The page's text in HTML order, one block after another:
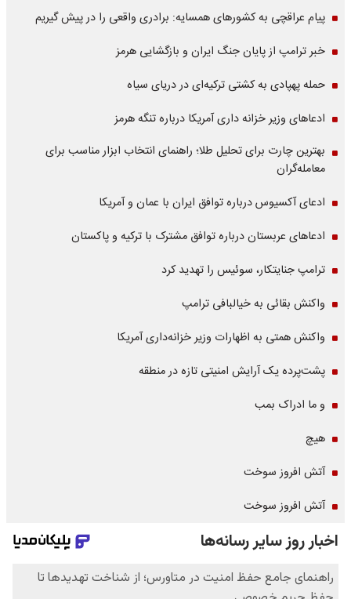
پیام عراقچی به کشورهای همسایه: برادری واقعی را در پیش گیریم
خبر ترامپ از پایان جنگ ایران و بازگشایی هرمز
حمله پهپادی به کشتی ترکیه‌ای در دریای سیاه
ادعاهای وزیر خزانه داری آمریکا درباره تنگه هرمز
بهترین چارت برای تحلیل طلا؛ راهنمای انتخاب ابزار مناسب برای
معامله‌گران
ادعای آکسیوس درباره توافق ایران با عمان و آمریکا
ادعاهای عربستان درباره توافق مشترک با ترکیه و پاکستان
ترامپ جنایتکار، سوئیس را تهدید کرد
واکنش بقائی به خیالبافی ترامپ
واکنش همتی به اظهارات وزیر خزانه‌داری آمریکا
پشت‌پرده یک آرایش امنیتی تازه در منطقه
و ما ادراک بمب
هیچ
آتش افروز سوخت
آتش افروز سوخت